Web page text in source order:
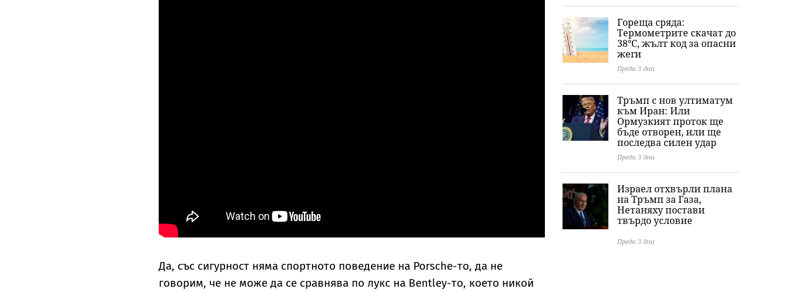
Да, със сигурност няма спортното поведение на Porsche-то, да не
говорим, че не може да се сравнява по лукс на Bentley-то, което никой
Гореща сряда:
Термометрите скачат до
38°C, жълт код за опасни
жеги
Преди 3 дни
Тръмп с нов ултиматум
към Иран: Или
Ормузкият проток ще
бъде отворен, или ще
последва силен удар
Преди 3 дни
Израел отхвърли плана
на Тръмп за Газа,
Нетаняху постави
твърдо условие
Преди 3 дни